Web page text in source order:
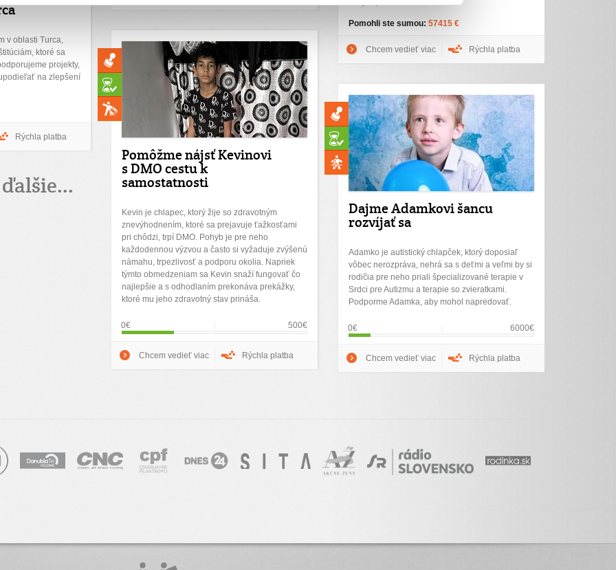
Pomohli ste sumou: 57415 €
Chcem vedieť viac Rýchla platba
v oblasti Turca,
ktoré sa
projekty,
na zlepšení
Rýchla platba
Pomôžme nájsť Kevinovi
s DMO cestu k
samostatnosti
Kevin je chlapec, ktorý žije so zdravotným
znevýhodnením, ktoré sa prejavuje ťažkosťami
pri chôdzi, trpí DMO. Pohyb je pre neho
každodennou výzvou a často si vyžaduje zvýšenú
námahu, trpezlivosť a podporu okolia. Napriek
týmto obmedzeniam sa Kevin snaží fungovať čo
najlepšie a s odhodlaním prekonáva prekážky,
ktoré mu jeho zdravotný stav prináša.
0€ 500€
Chcem vedieť viac Rýchla platba
Dajme Adamkovi šancu
rozvíjať sa
Adamko je autistický chlapček, ktorý doposiaľ
vôbec nerozpráva, nehrá sa s deťmi a veľmi by si
rodičia pre neho priali špecializované terapie v
Srdci pre Autizmu a terapie so zvieratkami.
Podporme Adamka, aby mohol napredovať.
0€ 6000€
Chcem vedieť viac Rýchla platba